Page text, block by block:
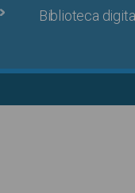
Biblioteca digital